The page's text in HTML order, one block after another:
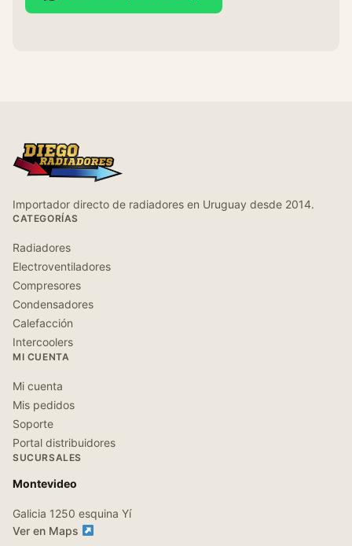
Importador directo de radiadores en Uruguay desde 2014.
CATEGORÍAS
Radiadores
Electroventiladores
Compresores
Condensadores
Calefacción
Intercoolers
MI CUENTA
Mi cuenta
Mis pedidos
Soporte
Portal distribuidores
SUCURSALES
Montevideo
Galicia 1250 esquina Yí
Ver en Maps